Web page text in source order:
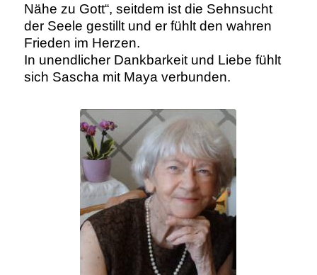
Nähe zu Gott“, seitdem ist die Sehnsucht
der Seele gestillt und er fühlt den wahren
Frieden im Herzen.
In unendlicher Dankbarkeit und Liebe fühlt
sich Sascha mit Maya verbunden.